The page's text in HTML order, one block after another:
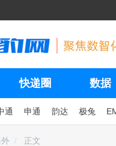
快递圈 数据
通 申通 韵达 极兔
正文